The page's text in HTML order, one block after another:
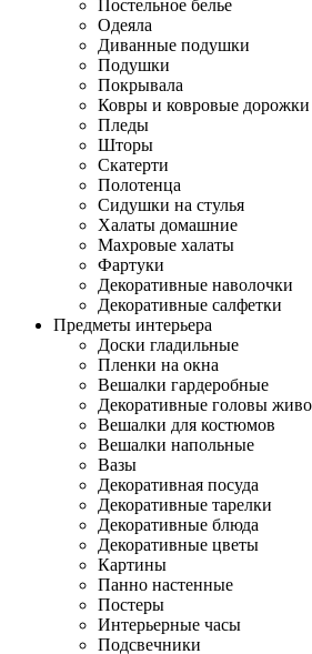
Постельное белье
Одеяла
Диванные подушки
Подушки
Покрывала
Ковры и ковровые дорожки
Пледы
Шторы
Скатерти
Полотенца
Сидушки на стулья
Халаты домашние
Махровые халаты
Фартуки
Декоративные наволочки
Декоративные салфетки
Предметы интерьера
Доски гладильные
Пленки на окна
Вешалки гардеробные
Декоративные головы
Вешалки для костюмов
Вешалки напольные
Вазы
Декоративная посуда
Декоративные тарелки
Декоративные блюда
Декоративные цветы
Картины
Панно настенные
Постеры
Интерьерные часы
Подсвечники